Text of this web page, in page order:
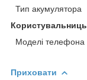
Тип акумулятора
Моделі телефона
Приховати